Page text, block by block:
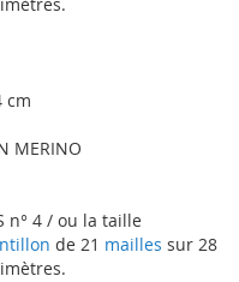
cm
MERINO
n° 4 / ou la taille
de 21 mailles sur 28